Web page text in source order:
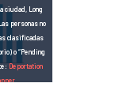
ciudad, Long
personas no
clasificadas
o “Pending
Deportation